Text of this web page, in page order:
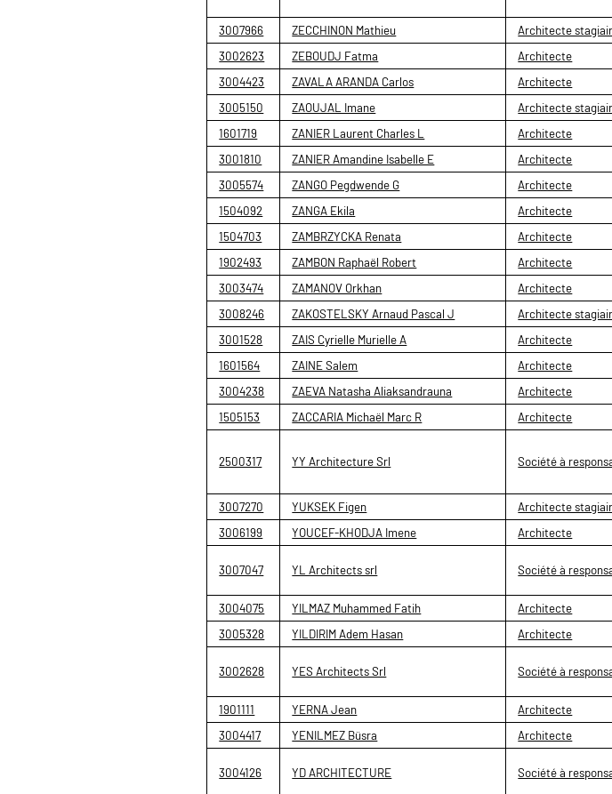
3007966 ZECCHINON Mathieu Architecte
3002623
ZEBOUDJ Fatma Architecte
3004423
ZAVALA ARANDA Carlos Architecte
3005150
ZAOUJAL Imane Architecte
1601719
ZANIER Laurent Charles L Architecte
3001810
ZANIER Amandine Isabelle E Architecte
3005574
ZANGO Pegdwende G Architecte
1504092
ZANGA Ekila Architecte
1504703
ZAMBRZYCKA Renata Architecte
1902493
ZAMBON Raphaël Robert Architecte
3003474
ZAMANOV Orkhan Architecte
3008246
ZAKOSTELSKY Arnaud Pascal J Architecte
3001528
ZAIS Cyrielle Murielle A Architecte
1601564
ZAINE Salem Architecte
3004238
ZAEVA Natasha Aliaksandrauna Architecte
1505153
ZACCARIA Michaël Marc R Architecte
2500317 YY Architecture Srl Société à
3007270 YUKSEK Figen Architecte
3006199
YOUCEF-KHODJA Imene Architecte
3007047 YL Architects srl Société à
3004075 YILMAZ Muhammed Fatih Architecte
3005328
YILDIRIM Adem Hasan Architecte
3002628 YES Architects Srl Société à
1901111 YERNA Jean Architecte
3004417
YENILMEZ Büsra Architecte
3004126 YD ARCHITECTURE Société à